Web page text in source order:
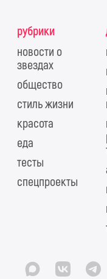
рубрики
новости о
звездах
общество
стиль жизни
красота
еда
тесты
спецпроекты